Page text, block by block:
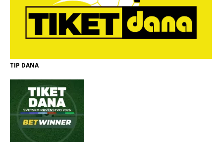
TIP DANA